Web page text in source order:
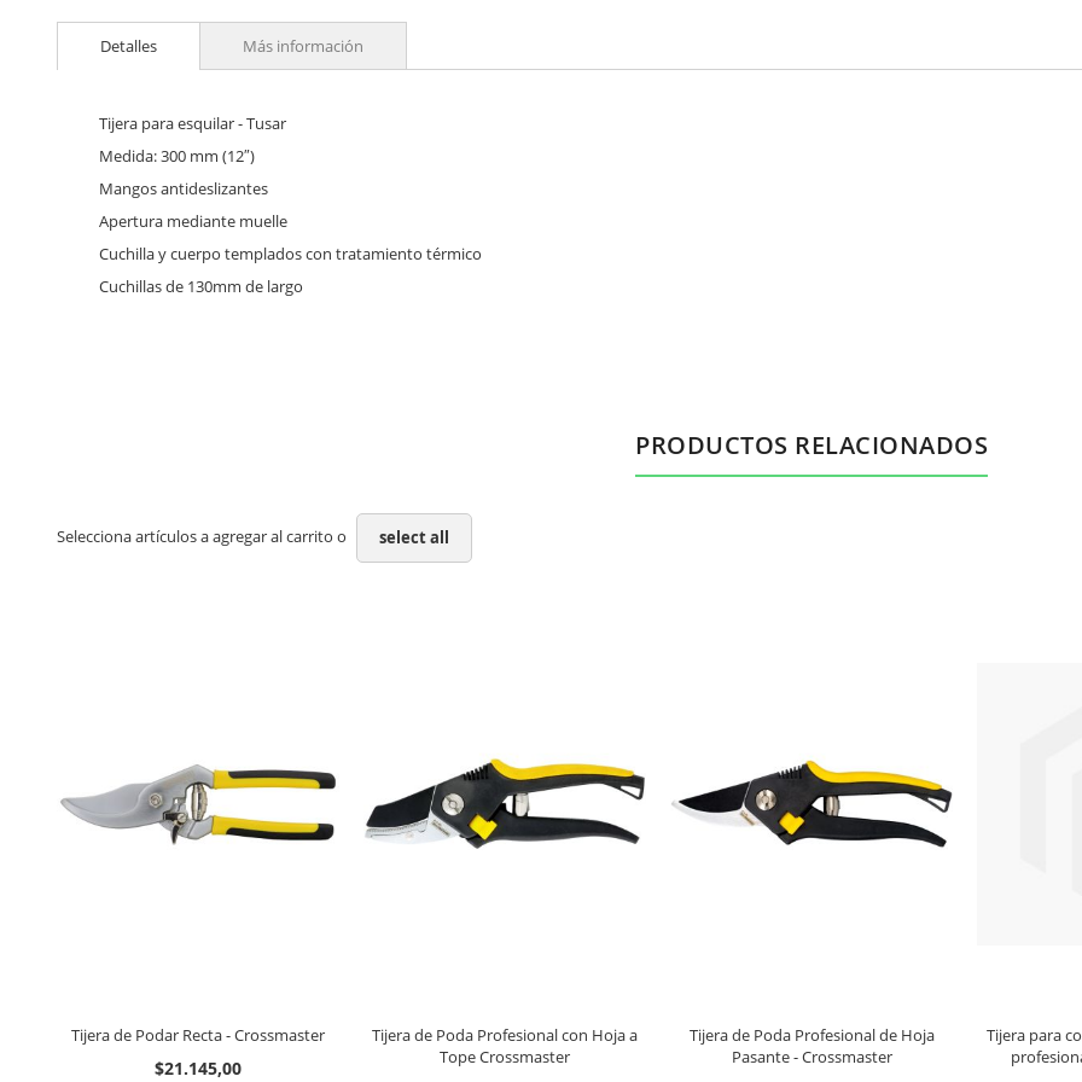
to
beginning
images
gallery
Detalles
Tijera para esquilar - Tusar
Medida: 300 mm (12″)
Mangos antideslizantes
Apertura mediante muelle
Cuchilla y cuerpo templados con tratamiento térmico
Cuchillas de 130mm de largo
Más información
PRODUCTOS RELACIONADOS
Selecciona artículos a agregar al carrito o select all
Tijera de Podar Recta - Crossmaster
$21.145,00
Tijera de Poda Profesional con Hoja a
Tope Crossmaster
Tijera de Poda Profesional de Hoja
Pasante - Crossmaster
Tijera para